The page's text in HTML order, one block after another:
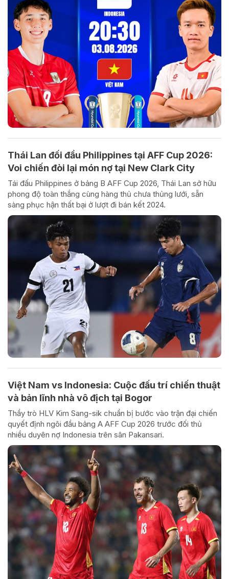
Thái Lan đối đầu Philippines tại AFF Cup 2026:
Voi chiến đòi lại món nợ tại New Clark City
Tái đấu Philippines ở bảng B AFF Cup 2026, Thái Lan sở hữu
phong độ toàn thắng cùng hàng thủ chưa thủng lưới, sẵn
sàng phục hận thất bại ở lượt đi bán kết 2024.
Việt Nam vs Indonesia: Cuộc đấu trí chiến thuật
và bản lĩnh nhà vô địch tại Bogor
Thầy trò HLV Kim Sang-sik chuẩn bị bước vào trận đại chiến
quyết định ngôi đầu bảng A AFF Cup 2026 trước đối thủ
nhiều duyên nợ Indonesia trên sân Pakansari.